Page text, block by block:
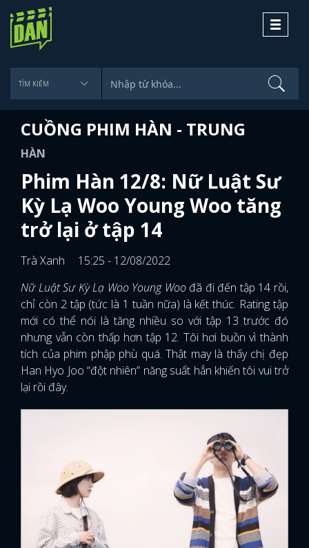
Toggle
CUỒNG PHIM HÀN - TRUNG
HÀN
Phim Hàn 12/8: Nữ Luật Sư
Kỳ Lạ Woo Young Woo tăng
trở lại ở tập 14
Trà Xanh
15:25 - 12/08/2022
Nữ Luật Sư Kỳ Lạ Woo Young Woo đã đi đến tập 14 rồi,
chỉ còn 2 tập (tức là 1 tuần nữa) là kết thúc. Rating tập
mới có thể nói là tăng nhiều so với tập 13 trước đó
nhưng vẫn còn thấp hơn tập 12. Tôi hơi buồn vì thành
tích của phim phập phù quá. Thật may là thấy chị đẹp
Han Hyo Joo “đột nhiên” năng suất hẳn khiến tôi vui trở
lại rồi đây.